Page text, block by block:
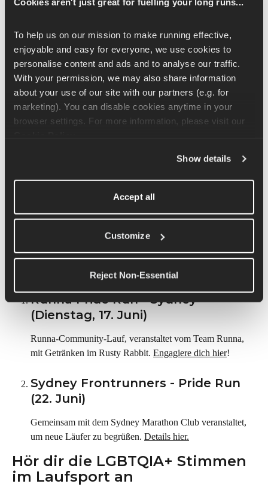
To help us on our mission to make running effective,
enjoyable and easy for everyone, we use cookies to
personalise content and ads and to analyse our traffic.
With your permission, we may also share information
about your use of our site with our partners (e.g. for
marketing). You can disable cookies anytime in your
Show details
Accept all
Customize
Reject Non-Essential
Frontrunners. Mehr Informationen hier.
Pride Run Zürich - Schweiz (14.
Juni)
Offener Lauf mit anschließendem geselligen
Beisammensein. Erfahre hier mehr.
EuroGames Pride Run - Lyon,
Dieser Lauf ist Teil der EuroGames 2025 und richtet sich
an alle Altersgruppen und Identitäten.
Runna Pride Run - Sydney
(Dienstag, 17. Juni)
Runna-Community-Lauf, veranstaltet vom Team Runna,
mit Getränken im Rusty Rabbit. Engagiere dich hier!
Sydney Frontrunners - Pride Run
(22. Juni)
Gemeinsam mit dem Sydney Marathon Club veranstaltet,
um neue Läufer zu begrüßen. Details hier.
Hör dir die LGBTQIA+ Stimmen
im Laufsport an